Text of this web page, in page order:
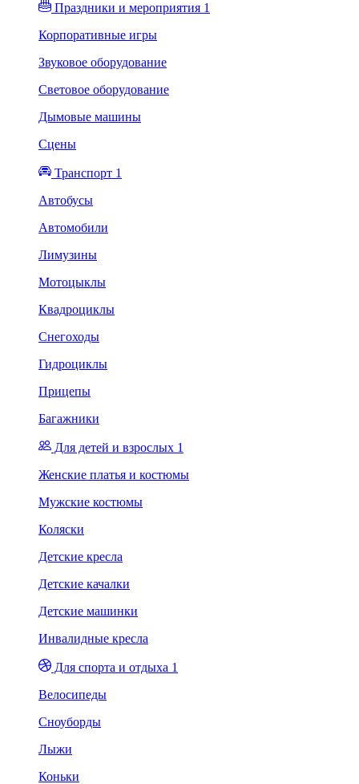
Праздники и мероприятия 1
Корпоративные игры
Звуковое оборудование
Световое оборудование
Дымовые машины
Сцены
Транспорт 1
Автобусы
Автомобили
Лимузины
Мотоцыклы
Квадроциклы
Снегоходы
Гидроциклы
Прицепы
Багажники
Для детей и взрослых 1
Женские платья и костюмы
Мужские костюмы
Коляски
Детские кресла
Детские качалки
Детские машинки
Инвалидные кресла
Для спорта и отдыха 1
Велосипеды
Сноуборды
Лыжи
Коньки